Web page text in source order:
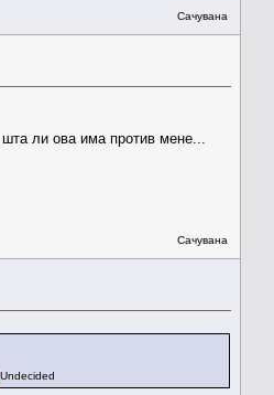
Сачувана
ли ова има против мене...
Сачувана